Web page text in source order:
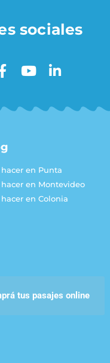
tus pasajes online
sociales
en Punta
en Montevideo
en Colonia